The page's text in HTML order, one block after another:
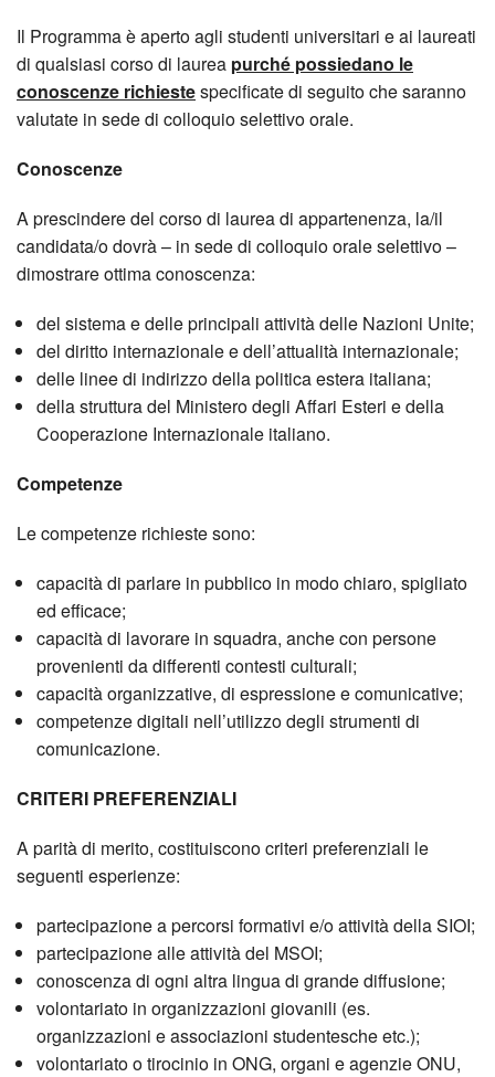
Il Programma è aperto agli studenti universitari e ai laureati
di qualsiasi corso di laurea purché possiedano le
conoscenze richiestespecificate di seguito che saranno
valutate in sede di colloquio selettivo orale.
Conoscenze
A prescindere del corso di laurea di appartenenza, la/il
candidata/o dovrà – in sede di colloquio orale selettivo –
dimostrare ottima conoscenza:
del sistema e delle principali attività delle Nazioni Unite;
del diritto internazionale e dell’attualità internazionale;
delle linee di indirizzo della politica estera italiana;
della struttura del Ministero degli Affari Esteri e della
Cooperazione Internazionale italiano.
Competenze
Le competenze richieste sono:
capacità di parlare in pubblico in modo chiaro, spigliato
ed efficace;
capacità di lavorare in squadra, anche con persone
provenienti da differenti contesti culturali;
capacità organizzative, di espressione e comunicative;
competenze digitali nell’utilizzo degli strumenti di
comunicazione.
CRITERI PREFERENZIALI
A parità di merito, costituiscono criteri preferenziali le
seguenti esperienze:
partecipazione a percorsi formativi e/o attività della SIOI;
partecipazione alle attività del MSOI;
conoscenza di ogni altra lingua di grande diffusione;
volontariato in organizzazioni giovanili (es.
organizzazioni e associazioni studentesche etc.);
volontariato o tirocinio in ONG, organi e agenzie ONU,